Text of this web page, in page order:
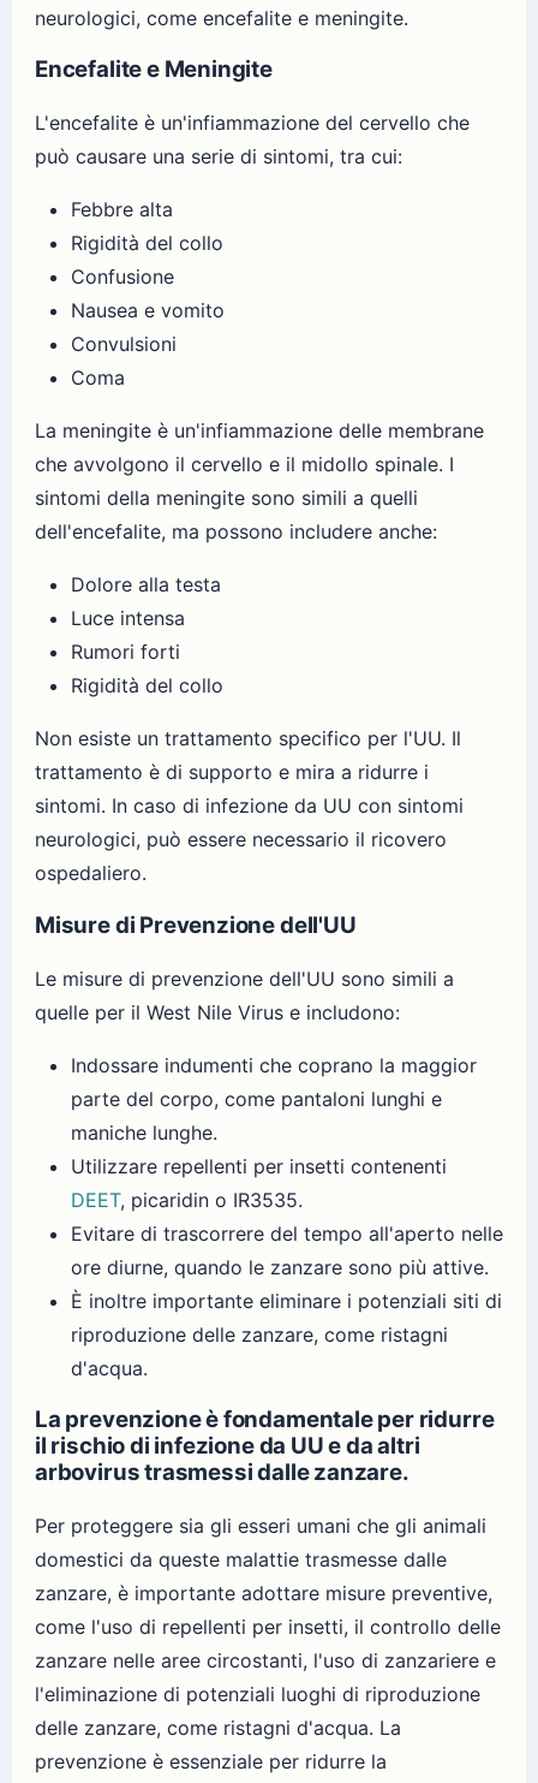
neurologici, come encefalite e meningite.
Encefalite e Meningite
L'encefalite è un'infiammazione del cervello che
può causare una serie di sintomi, tra cui:
Febbre alta
Rigidità del collo
Confusione
Nausea e vomito
Convulsioni
Coma
La meningite è un'infiammazione delle membrane
che avvolgono il cervello e il midollo spinale. I
sintomi della meningite sono simili a quelli
dell'encefalite, ma possono includere anche:
Dolore alla testa
Luce intensa
Rumori forti
Rigidità del collo
Non esiste un trattamento specifico per l'UU. Il
trattamento è di supporto e mira a ridurre i
sintomi. In caso di infezione da UU con sintomi
neurologici, può essere necessario il ricovero
ospedaliero.
Misure di Prevenzione dell'UU
Le misure di prevenzione dell'UU sono simili a
quelle per il West Nile Virus e includono:
Indossare indumenti che coprano la maggior
parte del corpo, come pantaloni lunghi e
maniche lunghe.
Utilizzare repellenti per insetti contenenti
DEET, picaridin o IR3535.
Evitare di trascorrere del tempo all'aperto nelle
ore diurne, quando le zanzare sono più attive.
È inoltre importante eliminare i potenziali siti di
riproduzione delle zanzare, come ristagni
d'acqua.
La prevenzione è fondamentale per ridurre
il rischio di infezione da UU e da altri
arbovirus trasmessi dalle zanzare.
Per proteggere sia gli esseri umani che gli animali
domestici da queste malattie trasmesse dalle
zanzare, è importante adottare misure preventive,
come l'uso di repellenti per insetti, il controllo delle
zanzare nelle aree circostanti, l'uso di zanzariere e
l'eliminazione di potenziali luoghi di riproduzione
delle zanzare, come ristagni d'acqua. La
prevenzione è essenziale per ridurre la